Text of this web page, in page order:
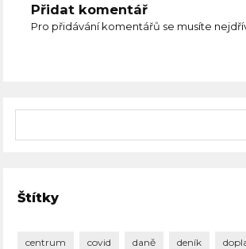
Přidat komentář
Pro přidávání komentářů se musíte
Štítky
centrum covid daně deník